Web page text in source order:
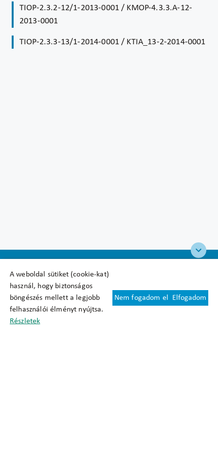
A weboldal sütiket (cookie-kat)
használ, hogy biztonságos
böngészés mellett a legjobb
felhasználói élményt nyújtsa.
Részletek
Nem fogadom el Elfogadom
TIOP-2.3.2-12/1-2013-0001 / KMOP-4.3.3.A-12-
2013-0001
TIOP-2.3.3-13/1-2014-0001 / KTIA_13-2-2014-0001
Felhasználási feltételek